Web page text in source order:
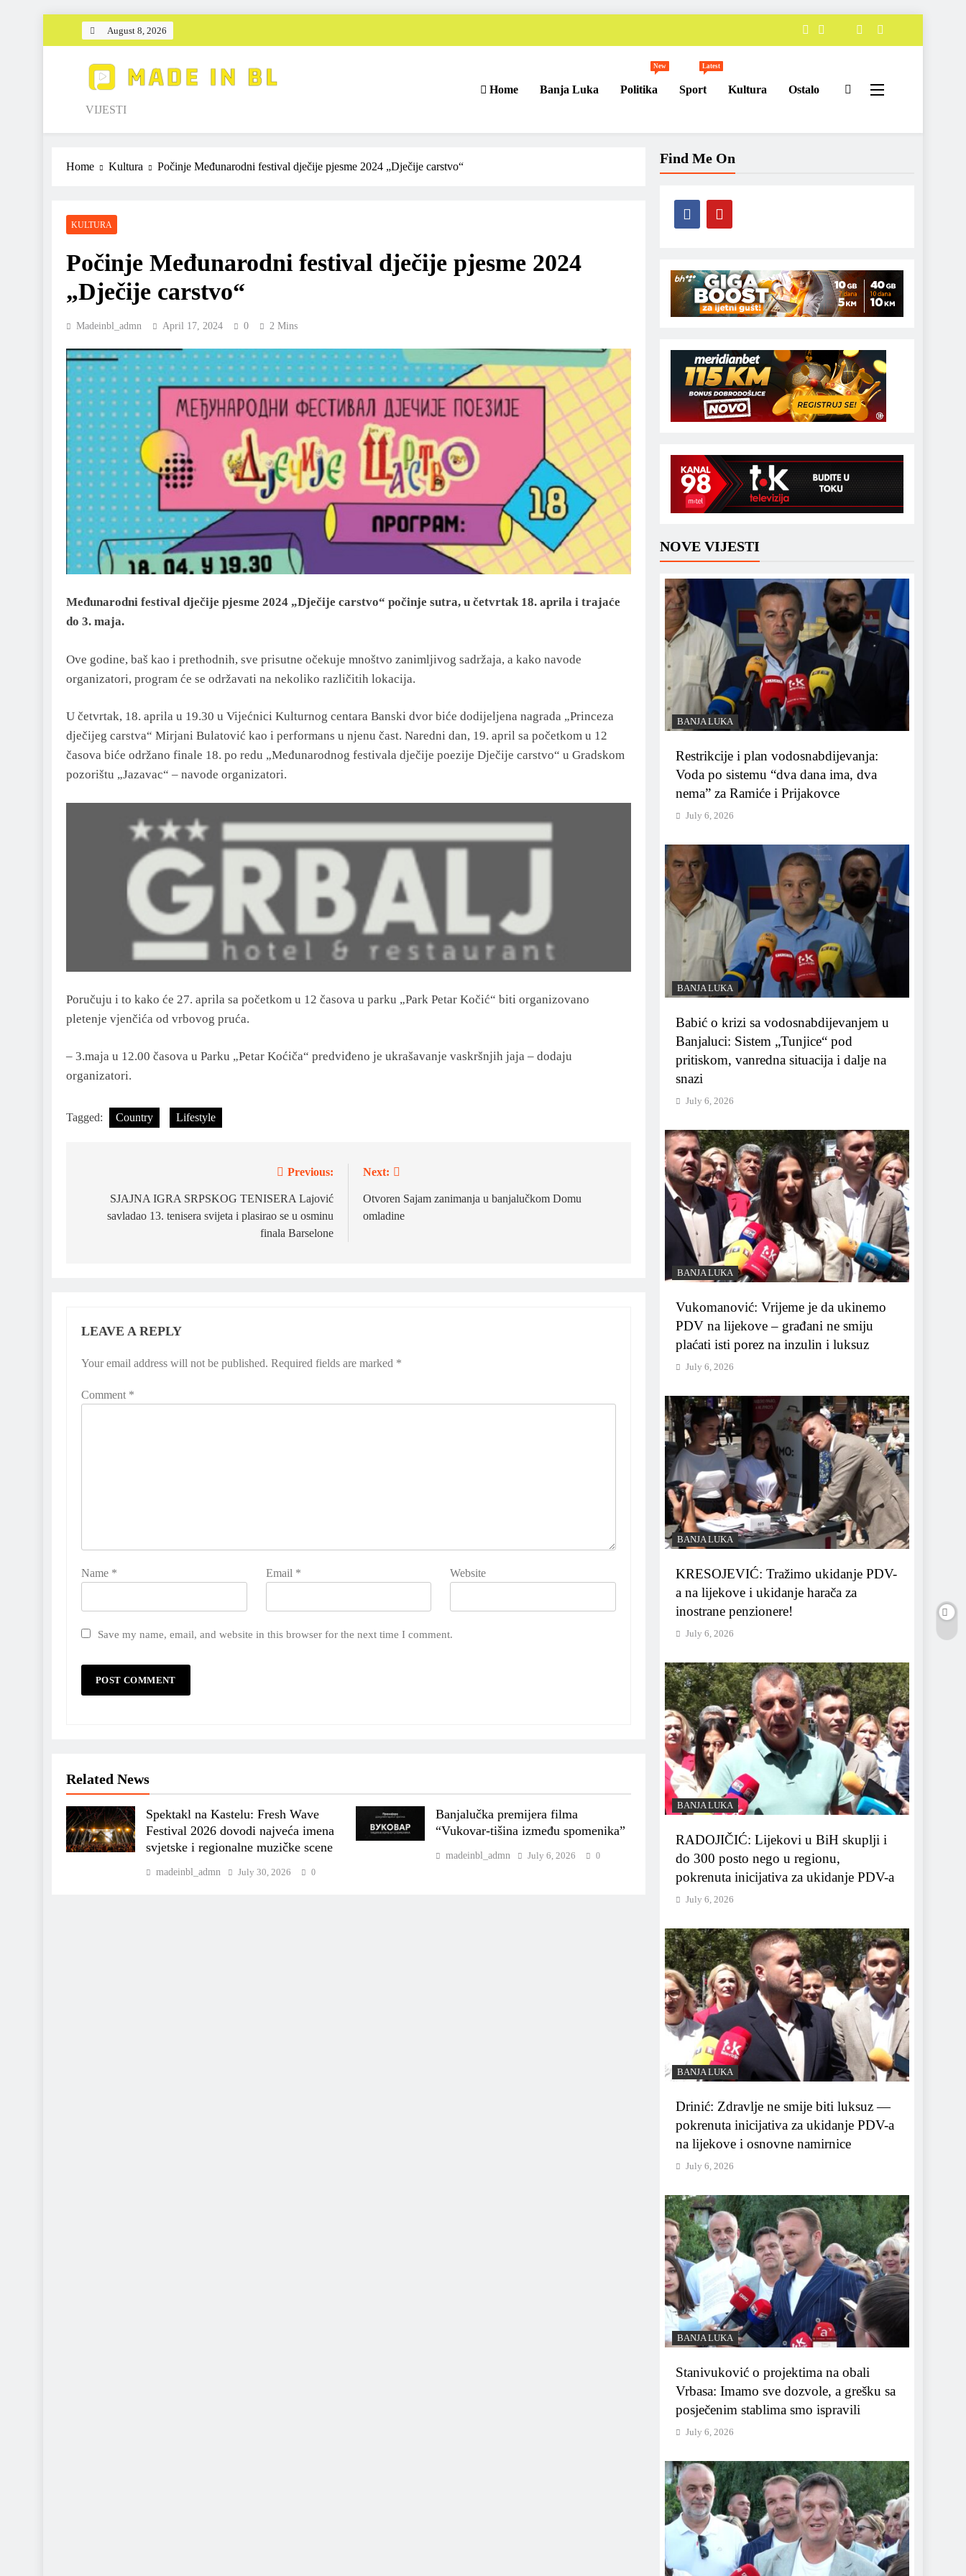
August 8, 2026
Made in BL
VIJESTI
Home Banja Luka Politika
New
Sport
Latest
Kultura Ostalo
Home Kultura Počinje Međunarodni festival dječije pjesme 2024 „Dječije carstvo“
KULTURA
Počinje Međunarodni festival dječije pjesme 2024
„Dječije carstvo“
Madeinbl_admn April 17, 2024 0 2 Mins
Međunarodni festival dječije pjesme 2024 „Dječije carstvo“ počinje sutra, u četvrtak 18. aprila i trajaće
do 3. maja.
Ove godine, baš kao i prethodnih, sve prisutne očekuje mnoštvo zanimljivog sadržaja, a kako navode
organizatori, program će se održavati na nekoliko različitih lokacija.
U četvrtak, 18. aprila u 19.30 u Vijećnici Kulturnog centara Banski dvor biće dodijeljena nagrada „Princeza
dječijeg carstva“ Mirjani Bulatović kao i performans u njenu čast. Naredni dan, 19. april sa početkom u 12
časova biće održano finale 18. po redu „Međunarodnog festivala dječije poezije Dječije carstvo“ u Gradskom
pozorištu „Jazavac“ – navode organizatori.
Poručuju i to kako će 27. aprila sa početkom u 12 časova u parku „Park Petar Kočić“ biti organizovano
pletenje vjenčića od vrbovog pruća.
– 3.maja u 12.00 časova u Parku „Petar Koćiča“ predviđeno je ukrašavanje vaskršnjih jaja – dodaju
organizatori.
Tagged: Country Lifestyle
navigation
Previous:
SJAJNA IGRA SRPSKOG TENISERA Lajović
savladao 13. tenisera svijeta i plasirao se u osminu
finala Barselone
Next:
Otvoren Sajam zanimanja u banjalučkom Domu
omladine
LEAVE A REPLY
Your email address will not be published. Required fields are marked *
Comment *
Name * Email * Website
Save my name, email, and website in this browser for the next time I comment.
Related News
Spektakl na Kastelu: Fresh Wave
Festival 2026 dovodi najveća imena
svjetske i regionalne muzičke scene
madeinbl_admn July 30, 2026 0
Banjalučka premijera filma
“Vukovar-tišina između spomenika”
madeinbl_admn July 6, 2026 0
Find Me On
NOVE VIJESTI
BANJA LUKA
Restrikcije i plan vodosnabdijevanja:
Voda po sistemu “dva dana ima, dva
nema” za Ramiće i Prijakovce
July 6, 2026
BANJA LUKA
Babić o krizi sa vodosnabdijevanjem u
Banjaluci: Sistem „Tunjice“ pod
pritiskom, vanredna situacija i dalje na
snazi
July 6, 2026
BANJA LUKA
Vukomanović: Vrijeme je da ukinemo
PDV na lijekove – građani ne smiju
plaćati isti porez na inzulin i luksuz
July 6, 2026
BANJA LUKA
KRESOJEVIĆ: Tražimo ukidanje PDV-
a na lijekove i ukidanje harača za
inostrane penzionere!
July 6, 2026
BANJA LUKA
RADOJIČIĆ: Lijekovi u BiH skuplji i
do 300 posto nego u regionu,
pokrenuta inicijativa za ukidanje PDV-a
July 6, 2026
BANJA LUKA
Drinić: Zdravlje ne smije biti luksuz —
pokrenuta inicijativa za ukidanje PDV-a
na lijekove i osnovne namirnice
July 6, 2026
BANJA LUKA
Stanivuković o projektima na obali
Vrbasa: Imamo sve dozvole, a grešku sa
posječenim stablima smo ispravili
July 6, 2026